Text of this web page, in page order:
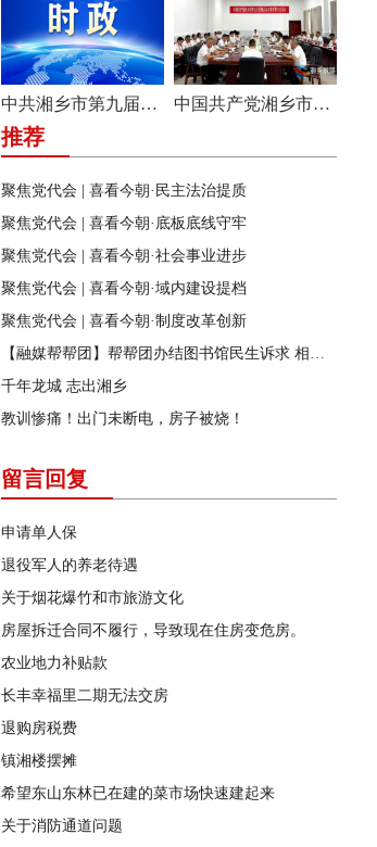
中共湘乡市第九届纪律检查委员会举行第一次全体会议 中国共产党湘乡市第九次代表大会主席团举行第六次会议
推荐
聚焦党代会 | 喜看今朝·民主法治提质
聚焦党代会 | 喜看今朝·底板底线守牢
聚焦党代会 | 喜看今朝·社会事业进步
聚焦党代会 | 喜看今朝·域内建设提档
聚焦党代会 | 喜看今朝·制度改革创新
【融媒帮帮团】帮帮团办结图书馆民生诉求 相关部门迅速行动 改善市民阅读环境
千年龙城 志出湘乡
教训惨痛！出门未断电，房子被烧！
留言回复
申请单人保
退役军人的养老待遇
关于烟花爆竹和市旅游文化
房屋拆迁合同不履行，导致现在住房变危房。
农业地力补贴款
长丰幸福里二期无法交房
退购房税费
镇湘楼摆摊
希望东山东林已在建的菜市场快速建起来
关于消防通道问题